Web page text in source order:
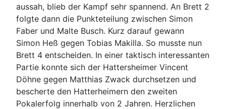
aussah, blieb der Kampf sehr spannend. An Brett 2
folgte dann die Punkteteilung zwischen Simon
Faber und Malte Busch. Kurz darauf gewann
Simon Heß gegen Tobias Makilla. So musste nun
Brett 4 entscheiden. In einer taktisch interessanten
Partie konnte sich der Hattersheimer Vincent
Döhne gegen Matthias Zwack durchsetzen und
bescherte den Hatterheimern den zweiten
Pokalerfolg innerhalb von 2 Jahren. Herzlichen